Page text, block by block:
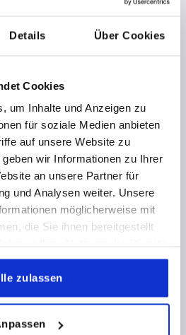
Details Über Cookies
Cookies
um Inhalte und Anzeigen zu
für soziale Medien anbieten
auf unsere Website zu
wir Informationen zu Ihrer
an unsere Partner für
und Analysen weiter. Unsere
möglicherweise mit
die Sie ihnen bereitgestellt
zulassen
A=35 19X15 STAHL,
DETAILS
A=50 29X25 STAHL,